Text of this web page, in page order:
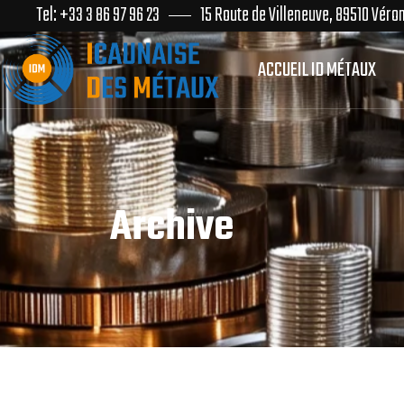
Tel: +33 3 86 97 96 23 15 Route de Villeneuve, 89510 Véron
ACCUEIL ID MÉTAUX
Archive